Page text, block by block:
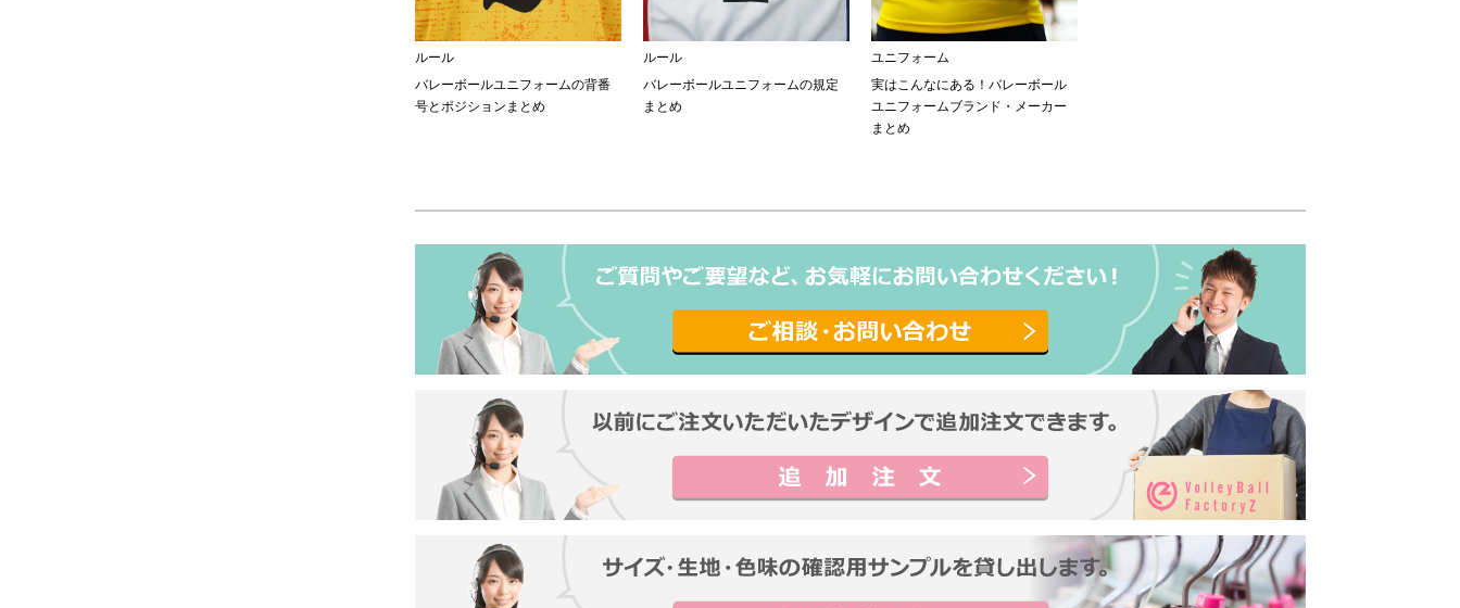
ルール
バレーボールユニフォームの背番
号とポジションまとめ
ルール
バレーボールユニフォームの規定
まとめ
ユニフォーム
実はこんなにある！バレーボール
ユニフォームブランド・メーカー
まとめ